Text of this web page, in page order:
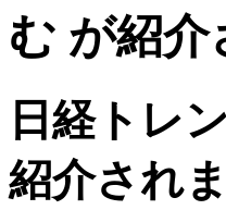
む が紹介
日経トレ
紹介され